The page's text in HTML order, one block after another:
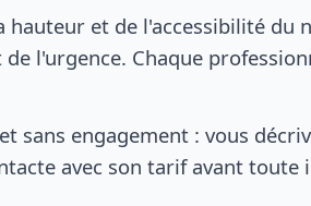
et de l'accessibilité du
l'urgence. Chaque
sans engagement : vous
avec son tarif avant toute